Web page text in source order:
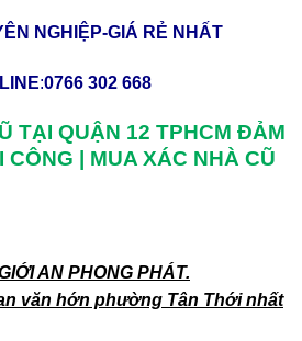
NGHIỆP-GIÁ RẺ NHẤT
:0766 302 668
TẠI QUẬN 12 TPHCM ĐẢM
| MUA XÁC NHÀ CŨ
AN PHONG PHÁT.
văn hớn phường Tân Thới nhất